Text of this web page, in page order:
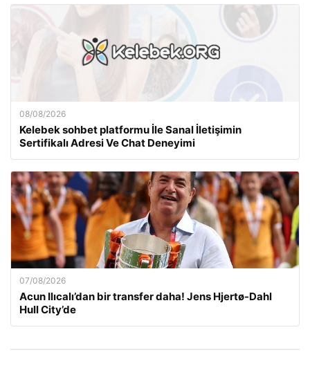
08/08/2026
Kelebek sohbet platformu İle Sanal İletişimin
Sertifikalı Adresi Ve Chat Deneyimi
07/08/2026
Acun Ilıcalı’dan bir transfer daha! Jens Hjertø-Dahl
Hull City’de